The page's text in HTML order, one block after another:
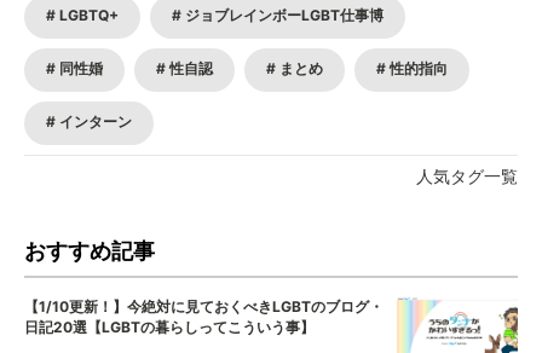
LGBTQ+ ジョブレインボーLGBT仕事博
同性婚 性自認 まとめ 性的指向
インターン
人気タグ一覧
おすすめ記事
【1/10更新！】今絶対に見ておくべきLGBTのブログ・
日記20選【LGBTの暮らしってこういう事】